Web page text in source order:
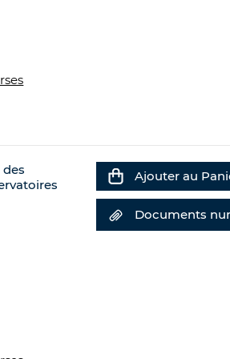
Ajouter au
Documents